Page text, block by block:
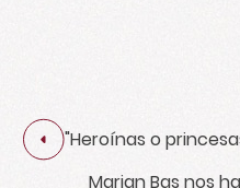
"Heroínas o
protagonistas
Marian Bas nos